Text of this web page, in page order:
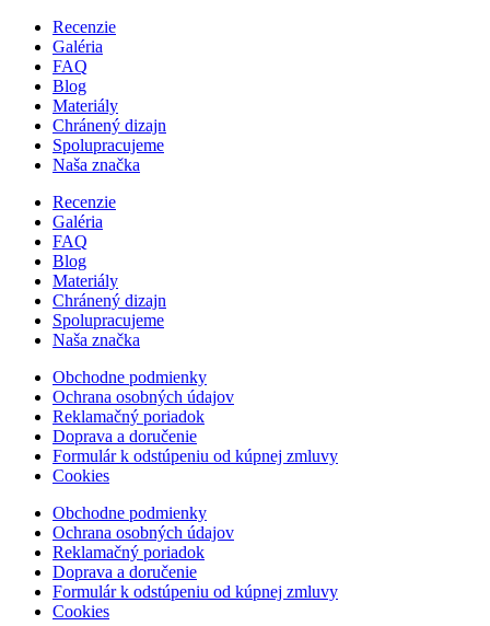
Recenzie
Galéria
FAQ
Blog
Materiály
Chránený dizajn
Spolupracujeme
Naša značka
Recenzie
Galéria
FAQ
Blog
Materiály
Chránený dizajn
Spolupracujeme
Naša značka
Obchodne podmienky
Ochrana osobných údajov
Reklamačný poriadok
Doprava a doručenie
Formulár k odstúpeniu od kúpnej zmluvy
Cookies
Obchodne podmienky
Ochrana osobných údajov
Reklamačný poriadok
Doprava a doručenie
Formulár k odstúpeniu od kúpnej zmluvy
Cookies